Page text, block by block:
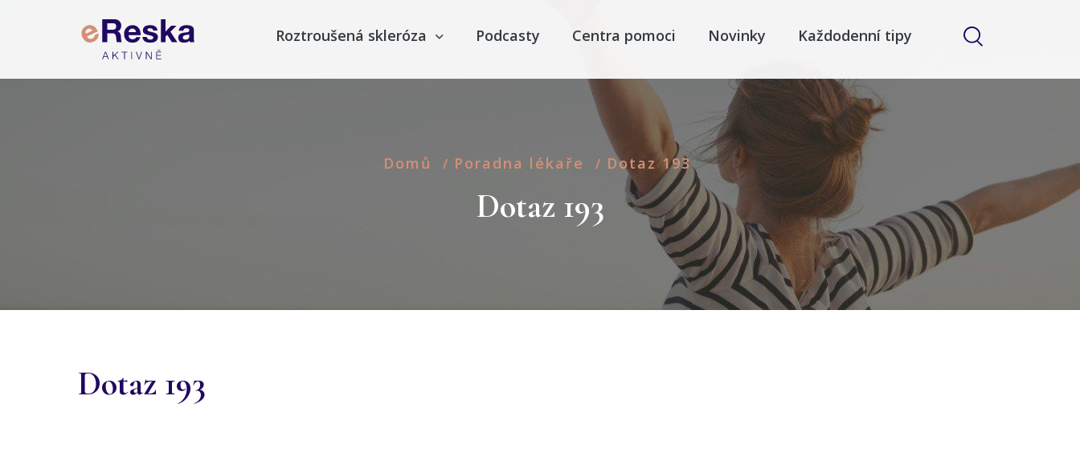
Roztroušená skleróza Podcasty Centra pomoci Novinky Každodenní tipy
Domů / Poradna lékaře / Dotaz 193
Dotaz 193
Dotaz 193